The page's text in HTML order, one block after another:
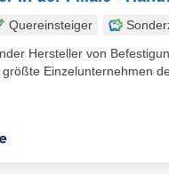
Quereinsteiger
Hersteller von
Einzelunternehmen